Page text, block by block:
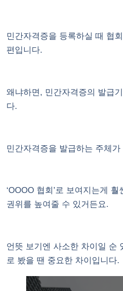
민간자격증을 등록하실 때 협
편입니다.
왜냐하면, 민간자격증의 발급
다.
민간자격증을 발급하는 주체가
‘OOOO 협회’로 보여지는게
권위를 높여줄 수 있거든요.
언뜻 보기엔 사소한 차이일 순
로 봤을 땐 중요한 차이입니다.